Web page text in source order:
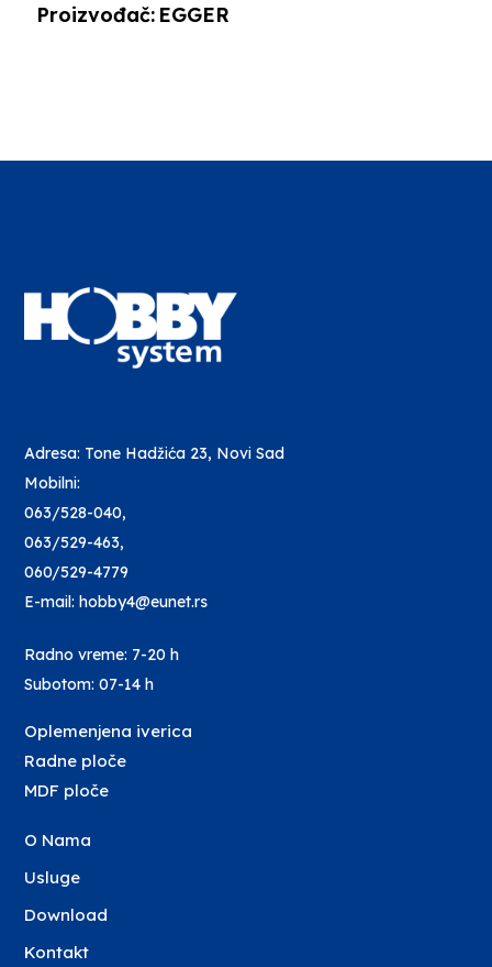
Proizvođač: EGGER
Adresa: Tone Hadžića 23, Novi Sad
Mobilni:
063/528-040,
063/529-463,
060/529-4779
E-mail: hobby4@eunet.rs
Radno vreme: 7-20 h
Subotom: 07-14 h
Oplemenjena iverica
Radne ploče
MDF ploče
O Nama
Usluge
Download
Kontakt